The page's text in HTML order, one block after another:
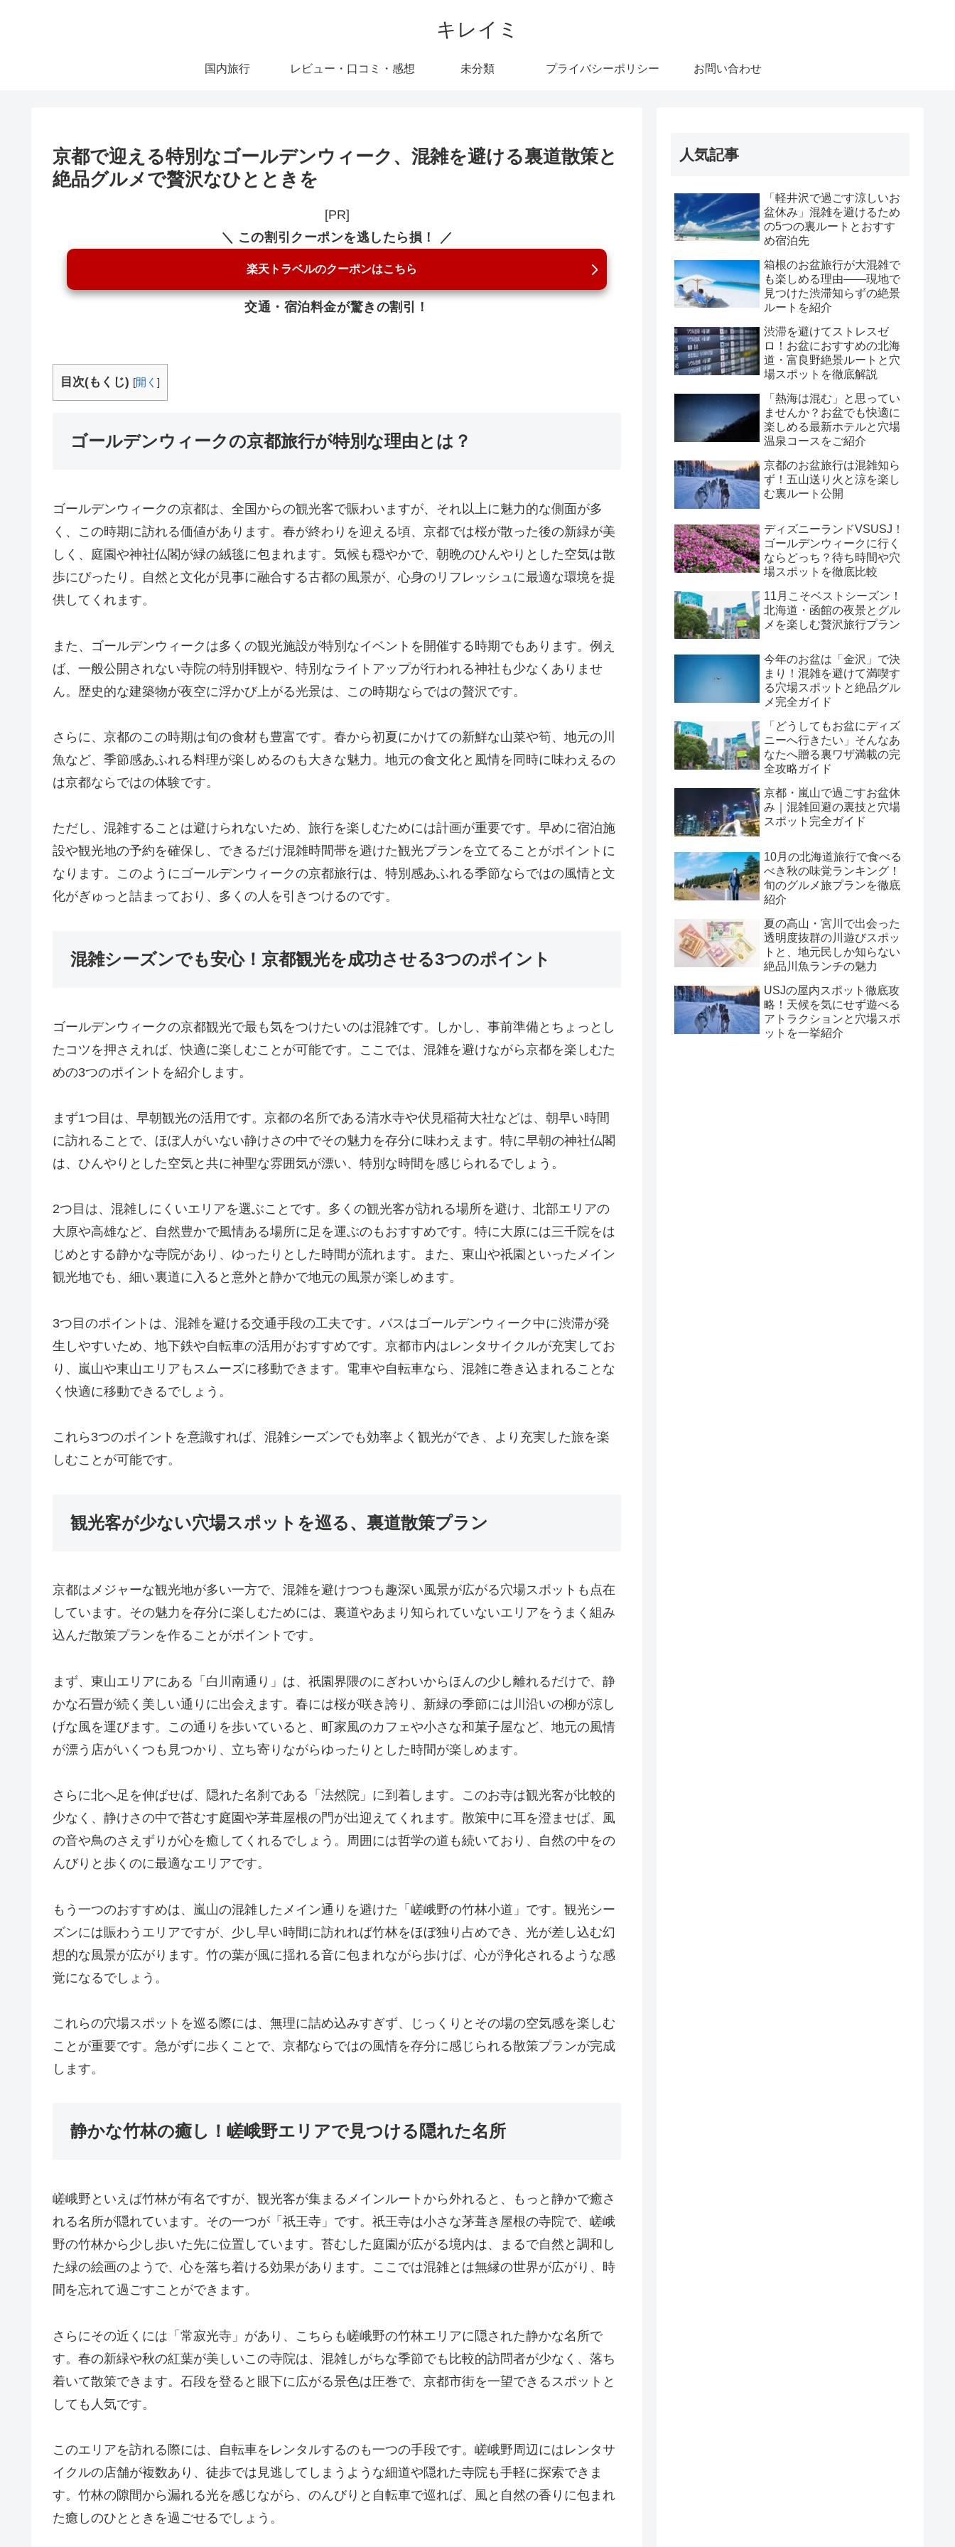
キレイミ
国内旅行 レビュー・口コミ・感想 未分類 プライバシーポリシー お問い合わせ
京都で迎える特別なゴールデンウィーク、混雑を避ける裏道散策と
絶品グルメで贅沢なひとときを
[PR]
＼ この割引クーポンを逃したら損！ ／
楽天トラベルのクーポンはこちら
交通・宿泊料金が驚きの割引！
目次(もくじ) [開く ]
ゴールデンウィークの京都旅行が特別な理由とは？
ゴールデンウィークの京都は、全国からの観光客で賑わいますが、それ以上に魅力的な側面が多
く、この時期に訪れる価値があります。春が終わりを迎える頃、京都では桜が散った後の新緑が美
しく、庭園や神社仏閣が緑の絨毯に包まれます。気候も穏やかで、朝晩のひんやりとした空気は散
歩にぴったり。自然と文化が見事に融合する古都の風景が、心身のリフレッシュに最適な環境を提
供してくれます。
また、ゴールデンウィークは多くの観光施設が特別なイベントを開催する時期でもあります。例え
ば、一般公開されない寺院の特別拝観や、特別なライトアップが行われる神社も少なくありませ
ん。歴史的な建築物が夜空に浮かび上がる光景は、この時期ならではの贅沢です。
さらに、京都のこの時期は旬の食材も豊富です。春から初夏にかけての新鮮な山菜や筍、地元の川
魚など、季節感あふれる料理が楽しめるのも大きな魅力。地元の食文化と風情を同時に味わえるの
は京都ならではの体験です。
ただし、混雑することは避けられないため、旅行を楽しむためには計画が重要です。早めに宿泊施
設や観光地の予約を確保し、できるだけ混雑時間帯を避けた観光プランを立てることがポイントに
なります。このようにゴールデンウィークの京都旅行は、特別感あふれる季節ならではの風情と文
化がぎゅっと詰まっており、多くの人を引きつけるのです。
混雑シーズンでも安心！京都観光を成功させる3つのポイント
ゴールデンウィークの京都観光で最も気をつけたいのは混雑です。しかし、事前準備とちょっとし
たコツを押さえれば、快適に楽しむことが可能です。ここでは、混雑を避けながら京都を楽しむた
めの3つのポイントを紹介します。
まず1つ目は、早朝観光の活用です。京都の名所である清水寺や伏見稲荷大社などは、朝早い時間
に訪れることで、ほぼ人がいない静けさの中でその魅力を存分に味わえます。特に早朝の神社仏閣
は、ひんやりとした空気と共に神聖な雰囲気が漂い、特別な時間を感じられるでしょう。
2つ目は、混雑しにくいエリアを選ぶことです。多くの観光客が訪れる場所を避け、北部エリアの
大原や高雄など、自然豊かで風情ある場所に足を運ぶのもおすすめです。特に大原には三千院をは
じめとする静かな寺院があり、ゆったりとした時間が流れます。また、東山や祇園といったメイン
観光地でも、細い裏道に入ると意外と静かで地元の風景が楽しめます。
3つ目のポイントは、混雑を避ける交通手段の工夫です。バスはゴールデンウィーク中に渋滞が発
生しやすいため、地下鉄や自転車の活用がおすすめです。京都市内はレンタサイクルが充実してお
り、嵐山や東山エリアもスムーズに移動できます。電車や自転車なら、混雑に巻き込まれることな
く快適に移動できるでしょう。
これら3つのポイントを意識すれば、混雑シーズンでも効率よく観光ができ、より充実した旅を楽
しむことが可能です。
観光客が少ない穴場スポットを巡る、裏道散策プラン
京都はメジャーな観光地が多い一方で、混雑を避けつつも趣深い風景が広がる穴場スポットも点在
しています。その魅力を存分に楽しむためには、裏道やあまり知られていないエリアをうまく組み
込んだ散策プランを作ることがポイントです。
まず、東山エリアにある「白川南通り」は、祇園界隈のにぎわいからほんの少し離れるだけで、静
かな石畳が続く美しい通りに出会えます。春には桜が咲き誇り、新緑の季節には川沿いの柳が涼し
げな風を運びます。この通りを歩いていると、町家風のカフェや小さな和菓子屋など、地元の風情
が漂う店がいくつも見つかり、立ち寄りながらゆったりとした時間が楽しめます。
さらに北へ足を伸ばせば、隠れた名刹である「法然院」に到着します。このお寺は観光客が比較的
少なく、静けさの中で苔むす庭園や茅葺屋根の門が出迎えてくれます。散策中に耳を澄ませば、風
の音や鳥のさえずりが心を癒してくれるでしょう。周囲には哲学の道も続いており、自然の中をの
んびりと歩くのに最適なエリアです。
もう一つのおすすめは、嵐山の混雑したメイン通りを避けた「嵯峨野の竹林小道」です。観光シー
ズンには賑わうエリアですが、少し早い時間に訪れれば竹林をほぼ独り占めでき、光が差し込む幻
想的な風景が広がります。竹の葉が風に揺れる音に包まれながら歩けば、心が浄化されるような感
覚になるでしょう。
これらの穴場スポットを巡る際には、無理に詰め込みすぎず、じっくりとその場の空気感を楽しむ
ことが重要です。急がずに歩くことで、京都ならではの風情を存分に感じられる散策プランが完成
します。
静かな竹林の癒し！嵯峨野エリアで見つける隠れた名所
嵯峨野といえば竹林が有名ですが、観光客が集まるメインルートから外れると、もっと静かで癒さ
れる名所が隠れています。その一つが「祇王寺」です。祇王寺は小さな茅葺き屋根の寺院で、嵯峨
野の竹林から少し歩いた先に位置しています。苔むした庭園が広がる境内は、まるで自然と調和し
た緑の絵画のようで、心を落ち着ける効果があります。ここでは混雑とは無縁の世界が広がり、時
間を忘れて過ごすことができます。
さらにその近くには「常寂光寺」があり、こちらも嵯峨野の竹林エリアに隠された静かな名所で
す。春の新緑や秋の紅葉が美しいこの寺院は、混雑しがちな季節でも比較的訪問者が少なく、落ち
着いて散策できます。石段を登ると眼下に広がる景色は圧巻で、京都市街を一望できるスポットと
しても人気です。
このエリアを訪れる際には、自転車をレンタルするのも一つの手段です。嵯峨野周辺にはレンタサ
イクルの店舗が複数あり、徒歩では見逃してしまうような細道や隠れた寺院も手軽に探索できま
す。竹林の隙間から漏れる光を感じながら、のんびりと自転車で巡れば、風と自然の香りに包まれ
た癒しのひとときを過ごせるでしょう。
人気記事
「軽井沢で過ごす涼しいお
盆休み」混雑を避けるため
の5つの裏ルートとおすす
め宿泊先
箱根のお盆旅行が大混雑で
も楽しめる理由――現地で
見つけた渋滞知らずの絶景
ルートを紹介
渋滞を避けてストレスゼ
ロ！お盆におすすめの北海
道・富良野絶景ルートと穴
場スポットを徹底解説
「熱海は混む」と思ってい
ませんか？お盆でも快適に
楽しめる最新ホテルと穴場
温泉コースをご紹介
京都のお盆旅行は混雑知ら
ず！五山送り火と涼を楽し
む裏ルート公開
ディズニーランドVSUSJ！
ゴールデンウィークに行く
ならどっち？待ち時間や穴
場スポットを徹底比較
11月こそベストシーズン！
北海道・函館の夜景とグル
メを楽しむ贅沢旅行プラン
今年のお盆は「金沢」で決
まり！混雑を避けて満喫す
る穴場スポットと絶品グル
メ完全ガイド
「どうしてもお盆にディズ
ニーへ行きたい」そんなあ
なたへ贈る裏ワザ満載の完
全攻略ガイド
京都・嵐山で過ごすお盆休
み｜混雑回避の裏技と穴場
スポット完全ガイド
10月の北海道旅行で食べる
べき秋の味覚ランキング！
旬のグルメ旅プランを徹底
紹介
夏の高山・宮川で出会った
透明度抜群の川遊びスポッ
トと、地元民しか知らない
絶品川魚ランチの魅力
USJの屋内スポット徹底攻
略！天候を気にせず遊べる
アトラクションと穴場スポ
ットを一挙紹介